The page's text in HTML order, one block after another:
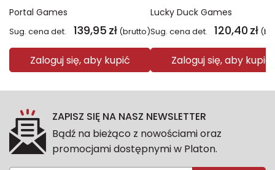
Portal Games
Sug. cena det. 139,95 zł (brutto)
Zaloguj się, aby kupić
Lucky Duck Games
Sug. cena det. 120,40 zł
Zaloguj się, aby kupić
ZAPISZ SIĘ NA NASZ NEWSLETTER
Bądź na bieżąco z nowościami oraz
promocjami dostępnymi w Platon.